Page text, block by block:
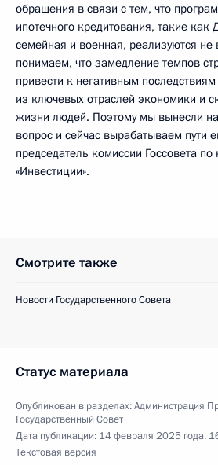
обращения в связи с тем, что
ипотечного кредитования, такие как
семейная и военная, реализуются
понимаем, что замедление темпов
привести к негативным
из ключевых отраслей экономики и
жизни людей. Поэтому мы вынесли
вопрос и сейчас вырабатываем пути
председатель комиссии Госсовета
«Инвестиции».
Смотрите также
Новости Государственного Совета
Статус материала
Опубликован в разделах:Администрация
Государственный Совет
Дата публикации: 14 февраля 2025 года,
Текстовая версия